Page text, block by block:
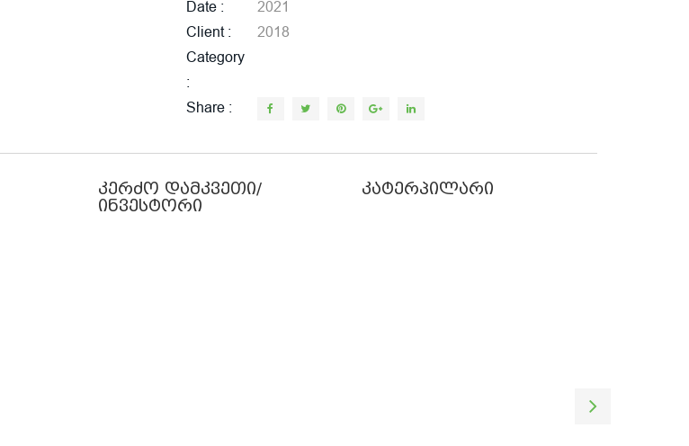
Date
2021
Client
2018
Category
Share
კერძო დამკვეთი/
ინვესტორი
კატერპილარი